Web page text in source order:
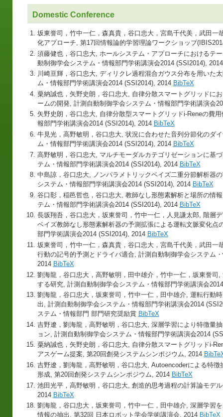
Domestic Conference
坂東誉司，竹中一仁，森真貴，谷口忠大，宮島千代美，武田一
化アプローチ, 第17回情報論的学習理論ワークショップ
須藤健也，谷口忠大, ホールシステム・アプローチにおけるテ
動制御学会システム・情報部門学術講演会2014 (SSI2014),
川崎亘輝，谷口忠大, ディリクレ過程混合ガウス分布を用いた
ム・情報部門学術講演会2014 (SSI2014), 2014 BibTeX
粟納誠也，矢野史朗，谷口忠大, 自律分散スマートグリッドに
ームの開発, 計測自動制御学会システム・情報部門学術講演会
矢野史朗，谷口忠大, 自律分散型スマートグリッドi-Reneの費
報部門学術講演会2014 (SSI2014), 2014 BibTeX
牛見光，高野敏明，谷口忠大, 状況に合わせた音列分節化のダ
ム・情報部門学術講演会2014 (SSI2014), 2014 BibTeX
高野敏明，谷口忠大, マルチモーダルカテゴリゼーションに基
テム・情報部門学術講演会2014 (SSI2014), 2014 BibTeX
中島諒，谷口忠大, ノンパラメトリックベイズ二重分節解析器
システム・情報部門学術講演会2014 (SSI2014), 2014 BibTeX
谷口彰，稲邑哲也，谷口忠大, 教師なし形態素解析と場所の情
テム・情報部門学術講演会2014 (SSI2014), 2014 BibTeX
長坂翔吾，谷口忠大，坂東誉司，竹中一仁，人見謙太郎, 階層
ベイズ教師なし形態素解析器の予測拡張による運転文脈変化点
部門学術講演会2014 (SSI2014), 2014 BibTeX
坂東誉司，竹中一仁，森真貴，谷口忠大，宮島千代美，武田一
行動の記号的予測とドライバ適合, 計測自動制御学会システム
2014 BibTeX
劉海龍，谷口忠大，高野敏明，田中雄介，竹中一仁，坂東誉司
する研究, 計測自動制御学会システム・情報部門学術講演会
劉海龍，谷口忠大，坂東誉司，竹中一仁，田中雄介, 運転行動
出, 計測自動制御学会システム・情報部門学術講演会2014
ステム・情報部門 部門研究奨励賞 BibTeX
吉野遼，劉海龍，高野敏明，谷口忠大, 深層学習により特徴量
ョン, 計測自動制御学会システム・情報部門学術講演会2014
粟納誠也，矢野史朗，谷口忠大, 自律分散スマートグリッドi-
アスゲーム提案, 第20回創発システムシンポジウム, 2014
吉野遼，劉海龍，高野敏明，谷口忠大, Autoencoderによる特
形成, 第20回創発システムシンポジウム, 2014 BibTeX
池田光平，高野敏明，谷口忠大, 創造的思考過程の計算論モデ
2014 BibTeX
劉海龍，谷口忠大，坂東誉司，竹中一仁，田中雄介, 深層学習
情報の抽出, 第32回 日本ロボット学会学術講演会, 2014 BibTeX